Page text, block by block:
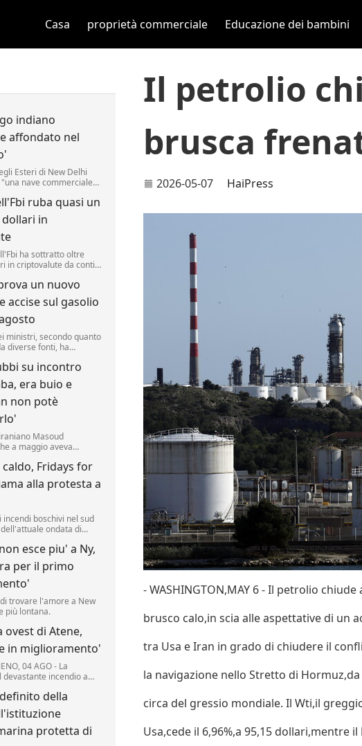
Casa proprietà commerciale Educazione dei bambini
indiano
affondato nel
Esteri di New Delhi
nave commerciale
subito "un attacco" ed
Mar Rosso al largo
Yemen".
ruba quasi un
in
ha sottratto oltre
in criptovalute da conti
riporta la Cnn.
un nuovo
accise sul gasolio
ministri, secondo quanto
diverse fonti, ha
al 25 agosto. Il valore
resta di 17 centesimi al
l'Iva) .
su incontro
era buio e
non potè
Masoud
a maggio aveva
Suprema Mojtaba
avuto solo un
minuti, al buio, senza
Fridays for
alla protesta a
incendi boschivi nel sud
ondata di
for Future" ha indetto
una
davanti alla Cancelleria
a Berlino.
esce piu' a Ny,
per il primo
trovare l'amore a New
più lontana.
ovest di Atene,
in miglioramento'
04 AGO - La
devastante incendio a
i vigili del fuoco
quinto giorno
domare le fiamme che
di ettari di pinete,
della
protetta di
Il petrolio
brusca
2026-05-07 HaiPress
- WASHINGTON,MAY 6 - Il petrolio
brusco calo,in scia alle aspettative di un
tra Usa e Iran in grado di chiudere il
la navigazione nello Stretto di
circa del gressio mondiale. Il Wti,il
Usa,cede il 6,96%,a 95,15 dollari,mentre il